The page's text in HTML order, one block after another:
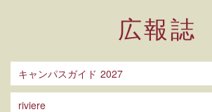
広報誌
キャンパスガイド
riviere